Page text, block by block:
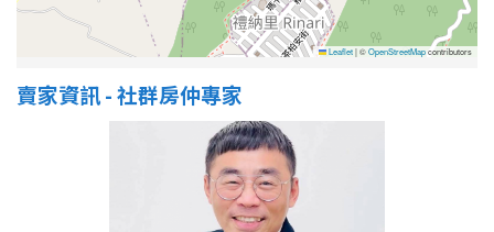
5-10 年 10-20 年
20-30 年
Leaflet|©OpenStreetMapcontributors
賣家資訊 - 社群房仲專家